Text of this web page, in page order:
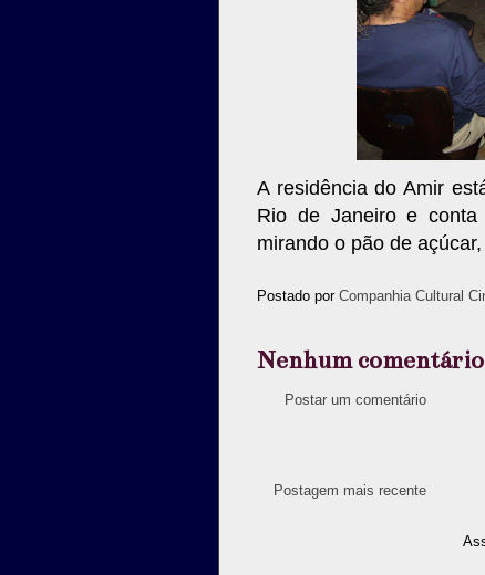
A residência do Amir
Rio de Janeiro e
mirando o pão de
Postado por Companhia Cultural
Nenhum
Postar um comentário
Postagem mais recente